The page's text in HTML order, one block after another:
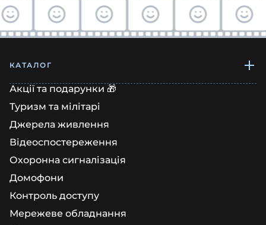
КАТАЛОГ
Акції та подарунки 🎁
Туризм та мілітарі
Джерела живлення
Відеоспостереження
Охоронна сигналізація
Домофони
Контроль доступу
Мережеве обладнання